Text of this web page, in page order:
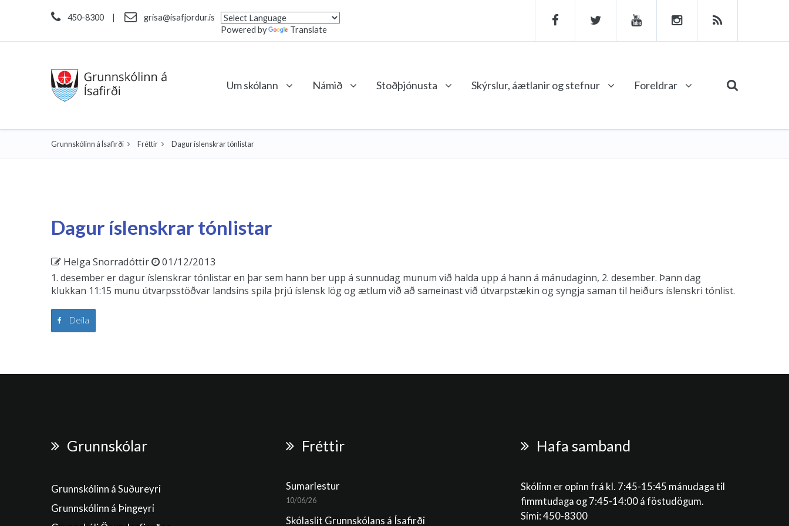
450-8300 |
grisa@isafjordur.is
Powered by
Translate
Um skólann Námið Stoðþjónusta Skýrslur, áætlanir og stefnur Foreldrar
Grunnskólinn á Ísafirði Fréttir Dagur íslenskrar tónlistar
Dagur íslenskrar tónlistar
Helga Snorradóttir 01/12/2013
1. desember er dagur íslenskrar tónlistar en þar sem hann ber upp á sunnudag munum við halda upp á hann á mánudaginn, 2. desember. Þann dag
klukkan 11:15 munu útvarpsstöðvar landsins spila þrjú íslensk lög og ætlum við að sameinast við útvarpstækin og syngja saman til heiðurs íslenskri tónlist.
Deila
Grunnskólar
Grunnskólinn á Suðureyri
Grunnskólinn á Þingeyri
Fréttir
Sumarlestur
10/06/26
Skólaslit Grunnskólans á Ísafirði
Hafa samband
Skólinn er opinn frá kl. 7:45-15:45 mánudaga til
fimmtudaga og 7:45-14:00 á föstudögum.
Sími: 450-8300